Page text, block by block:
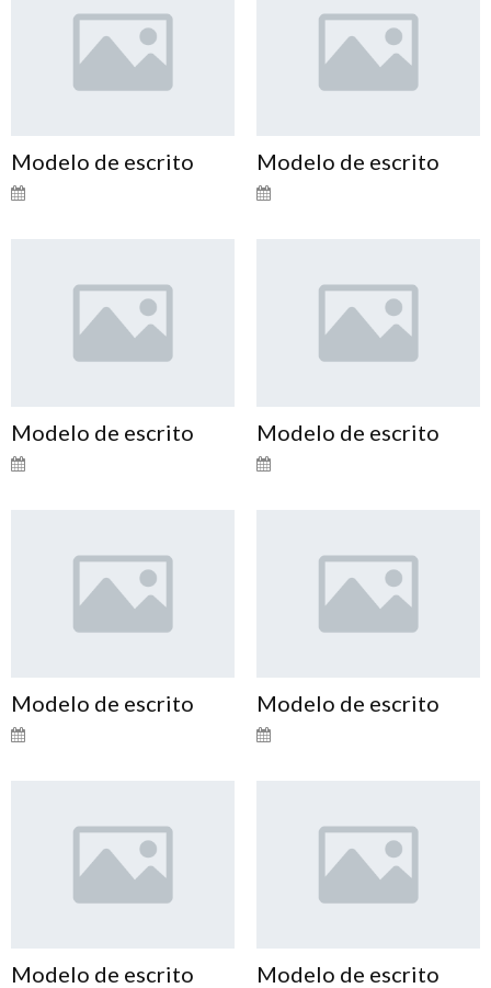
Modelo de escrito Modelo de escrito
Modelo de escrito Modelo de escrito
Modelo de escrito Modelo de escrito
Modelo de escrito Modelo de escrito